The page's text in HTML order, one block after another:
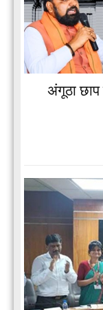
अंगूठा